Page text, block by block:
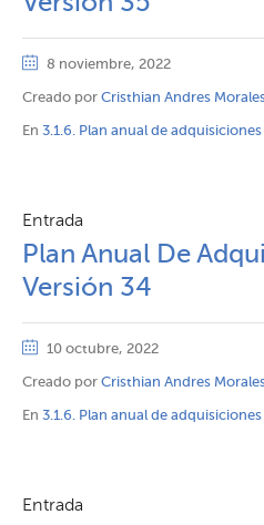
8 noviembre, 2022
Creado por Cristhian Andres
En 3.1.6. Plan anual de adquisiciones
Entrada
Plan Anual De
Versión 34
10 octubre, 2022
Creado por Cristhian Andres
En 3.1.6. Plan anual de adquisiciones
Entrada